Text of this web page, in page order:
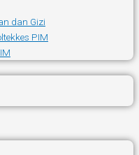
dan Gizi
PIM